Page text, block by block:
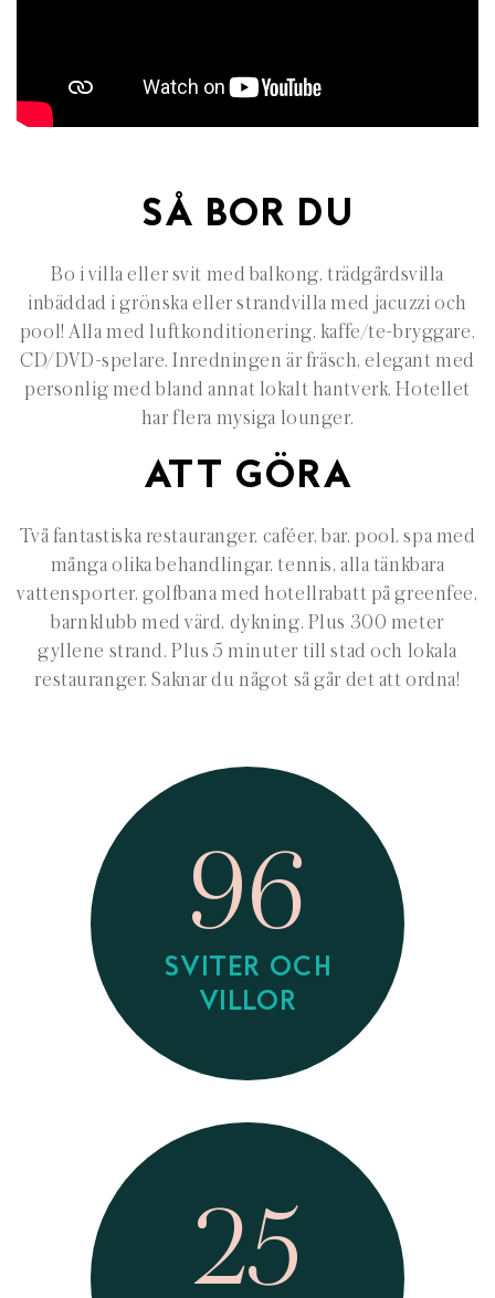
SÅ BOR DU
Bo i villa eller svit med balkong, trädgårdsvilla
inbäddad i grönska eller strandvilla med jacuzzi och
pool! Alla med luftkonditionering, kaffe/te-bryggare,
CD/DVD-spelare. Inredningen är fräsch, elegant med
personlig med bland annat lokalt hantverk. Hotellet
har flera mysiga lounger.
ATT GÖRA
Två fantastiska restauranger, caféer, bar, pool, spa med
många olika behandlingar, tennis, alla tänkbara
vattensporter, golfbana med hotellrabatt på greenfee,
barnklubb med värd, dykning. Plus 300 meter
gyllene strand. Plus 5 minuter till stad och lokala
restauranger. Saknar du något så går det att ordna!
96
SVITER OCH
VILLOR
25